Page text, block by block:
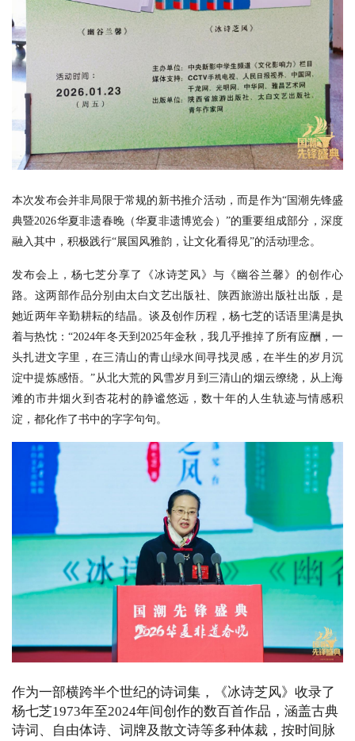
本次发布会并非局限于常规的新书推介活动，而是作为“国潮先锋盛
典暨2026华夏非遗春晚（华夏非遗博览会）”的重要组成部分，深度
融入其中，积极践行“展国风雅韵，让文化看得见”的活动理念。
发布会上，杨七芝分享了《冰诗芝风》与《幽谷兰馨》的创作心
路。这两部作品分别由太白文艺出版社、陕西旅游出版社出版，是
她近两年辛勤耕耘的结晶。谈及创作历程，杨七芝的话语里满是执
着与热忱：“2024年冬天到2025年金秋，我几乎推掉了所有应酬，一
头扎进文字里，在三清山的青山绿水间寻找灵感，在半生的岁月沉
淀中提炼感悟。”从北大荒的风雪岁月到三清山的烟云缭绕，从上海
滩的市井烟火到杏花村的静谧悠远，数十年的人生轨迹与情感积
淀，都化作了书中的字字句句。
作为一部横跨半个世纪的诗词集，《冰诗芝风》收录了
杨七芝1973年至2024年间创作的数百首作品，涵盖古典
诗词、自由体诗、词牌及散文诗等多种体裁，按时间脉